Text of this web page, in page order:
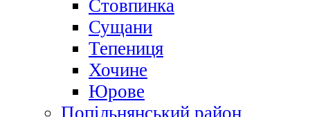
Стовпинка
Сущани
Тепениця
Хочине
Юрове